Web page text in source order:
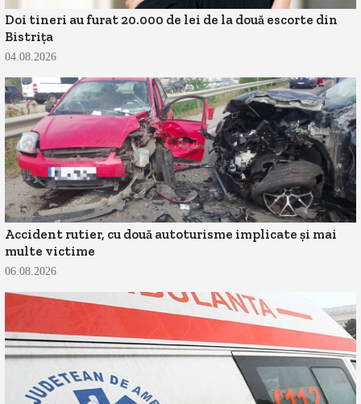
Doi tineri au furat 20.000 de lei de la două escorte din
Bistrița
04.08.2026
Accident rutier, cu două autoturisme implicate și mai
multe victime
06.08.2026